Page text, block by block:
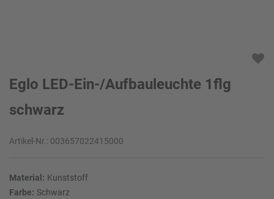
Eglo LED-Ein-/Aufbauleuchte 1flg
schwarz
Artikel-Nr.: 003657022415000
Material: Kunststoff
Farbe: Schwarz